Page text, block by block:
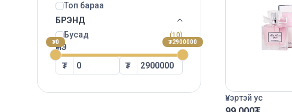
Топ бараа
БРЭНД
Бусад
(10)
ҮНЭ
₮0 ₮2900000
₮ ₮
Үнэртэй ус